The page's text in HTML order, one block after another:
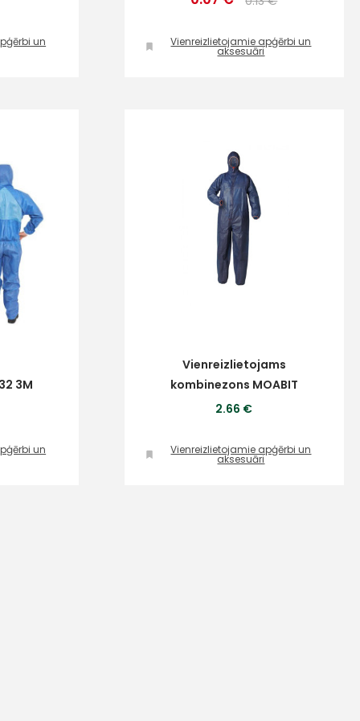
un Vienreizlietojamie apģērbi un
aksesuāri
3M
un
Vienreizlietojams
kombinezons MOABIT
2.66 €
Vienreizlietojamie apģērbi un
aksesuāri
privātuma politikai
un īpašos piedāvājumus e-